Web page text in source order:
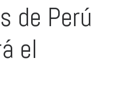
de Perú
el